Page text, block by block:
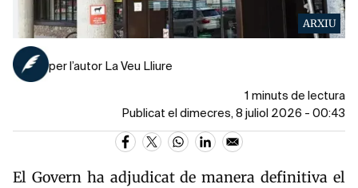
ARXIU
per l’autor La Veu Lliure
1 minuts de lectura
Publicat el dimecres, 8 juliol 2026 - 00:43
El Govern ha adjudicat de manera definitiva el